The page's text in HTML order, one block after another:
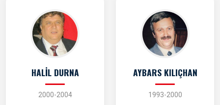
HALİL DURNA
2000-2004
AYBARS KILIÇHAN
1993-2000